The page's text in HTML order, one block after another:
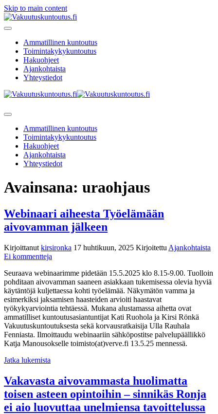
Skip to main content
Ammatillinen kuntoutus
Toimintakykykuntoutus
Hakuohjeet
Ajankohtaista
Yhteystiedot
Ammatillinen kuntoutus
Toimintakykykuntoutus
Hakuohjeet
Ajankohtaista
Yhteystiedot
Avainsana: uraohjaus
Webinaari aiheesta Työelämään
aivovamman jälkeen
Kirjoittanut kirsironka 17 huhtikuun, 2025 Kirjoitettu Ajankohtaista
Ei kommentteja
aiheesta
Työelämään
aivovamman
jälkeen
Seuraava webinaarimme pidetään 15.5.2025 klo 8.15-9.00. Tuolloin
pohditaan aivovamman saaneen asiakkaan tukemisessa olevia hyviä
käytäntöjä kuljettaessa kohti työelämää. Näkymätön vamma ja
esimerkiksi jaksamisen haasteiden arvioiti haastavat
työkykyarviointia tehtäessä. Mukana alustamassa aihetta ovat
ammatilliset kuntoutusasiantuntijat Kati Ruohola ja Kirsi Rönkä
Vakuutuskuntoutuksesta sekä korvausratkaisija Ulla Rauhala
Fenniasta. Ilmoittaudu webinaariin sähköpostitse palvelupäällikkö
Katja Manousokselle toimisto(at)verve.fi 13.5.25 mennessä.
Jatka lukemista
Vakavasta aivovammasta huolimatta
toisen asteen opintoihin – sinnikäs Ronja
ei aio luovuttaa unelmiensa tavoittelussa